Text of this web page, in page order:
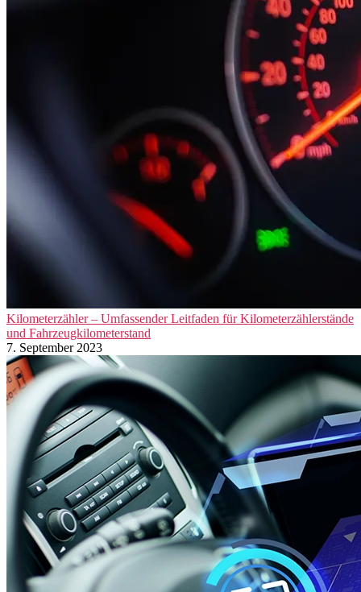
Kilometerzähler – Umfassender Leitfaden für Kilometerzählerstände
und Fahrzeugkilometerstand
7. September 2023